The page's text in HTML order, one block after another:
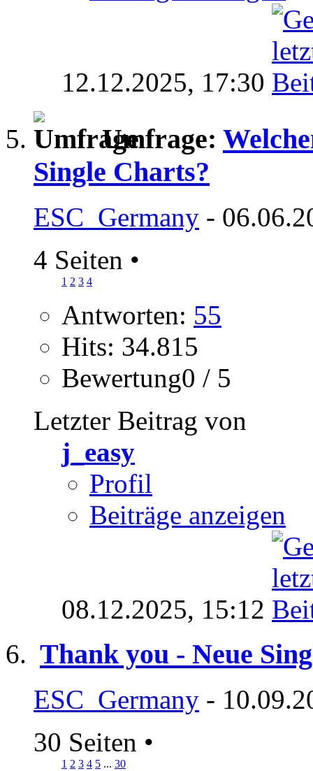
12.12.2025, 17:30
Umfrage:
Single Charts?
ESC_Germany -
4 Seiten •
1 2 3 4
Antworten: 55
Hits: 34.815
Bewertung0 / 5
Letzter Beitrag von
j_easy
Profil
Beiträge anzeigen
08.12.2025, 15:12
Thank you - Neue
ESC_Germany -
30 Seiten •
1 2 3 4 5 ... 30